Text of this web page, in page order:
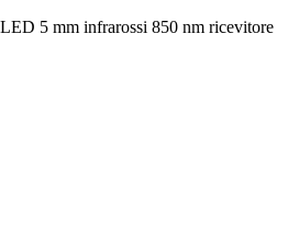
5 mm infrarossi 850 nm ricevitore